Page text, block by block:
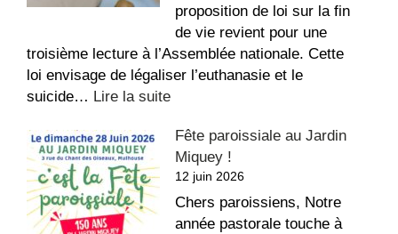
proposition de loi sur la fin
de vie revient pour une
troisième lecture à l’Assemblée nationale. Cette
loi envisage de légaliser l’euthanasie et le
suicide… Lire la suite:
des
Évêques
de
France
–
Fête paroissiale au Jardin
Miquey !
12 juin 2026
Chers paroissiens, Notre
année pastorale touche à